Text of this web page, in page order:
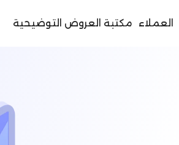
العملاء مكتبة العروض التوضيحية